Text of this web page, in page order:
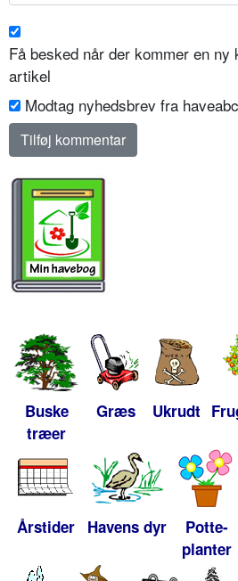
Få besked når der kommer en ny
artikel
Modtag nyhedsbrev fra
Buske
træer
Græs Ukrudt
Årstider Havens dyr
Potte-
planter